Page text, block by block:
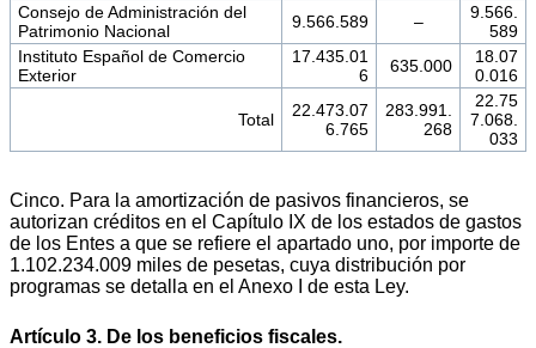
Consejo de Administración del
Patrimonio Nacional
9.566.589 –
9.566.
589
Instituto Español de Comercio
Exterior
17.435.01
6
635.000
18.07
0.016
Total
22.473.07
6.765
283.991.
268
22.75
7.068.
033
Cinco. Para la amortización de pasivos financieros, se
autorizan créditos en el Capítulo IX de los estados de gastos
de los Entes a que se refiere el apartado uno, por importe de
1.102.234.009 miles de pesetas, cuya distribución por
programas se detalla en el Anexo I de esta Ley.
Artículo 3. De los beneficios fiscales.